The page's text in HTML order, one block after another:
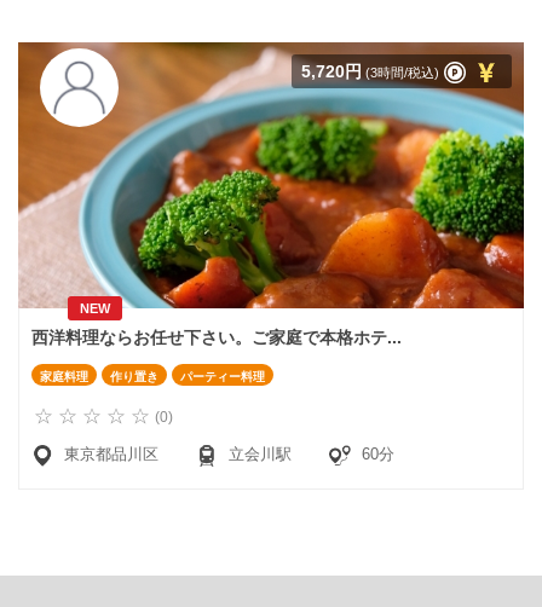
5,720円 (3時間/税込)
西洋料理ならお任せ下さい。ご家庭で本格ホテ...
家庭料理 作り置き パーティー料理
(0)
東京都品川区 立会川駅 60分
NEW